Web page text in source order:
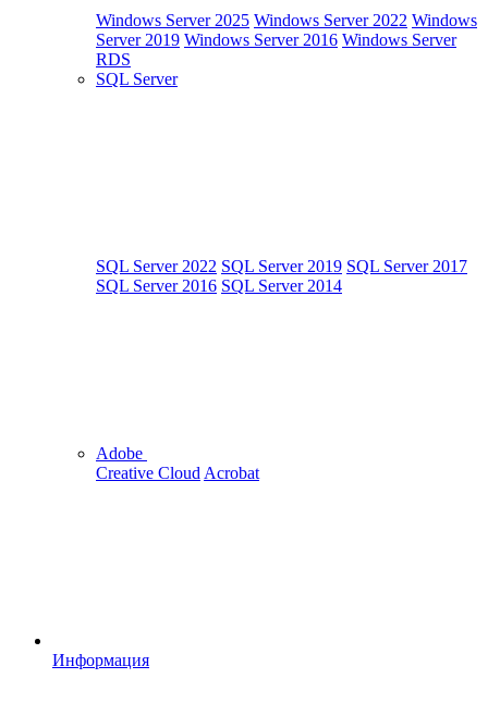
Windows Server 2025 Windows Server 2022 Windows
Server 2019 Windows Server 2016 Windows Server
RDS
SQL Server
SQL Server 2022 SQL Server 2019 SQL Server 2017
SQL Server 2016 SQL Server 2014
Adobe
Creative Cloud Acrobat
Информация